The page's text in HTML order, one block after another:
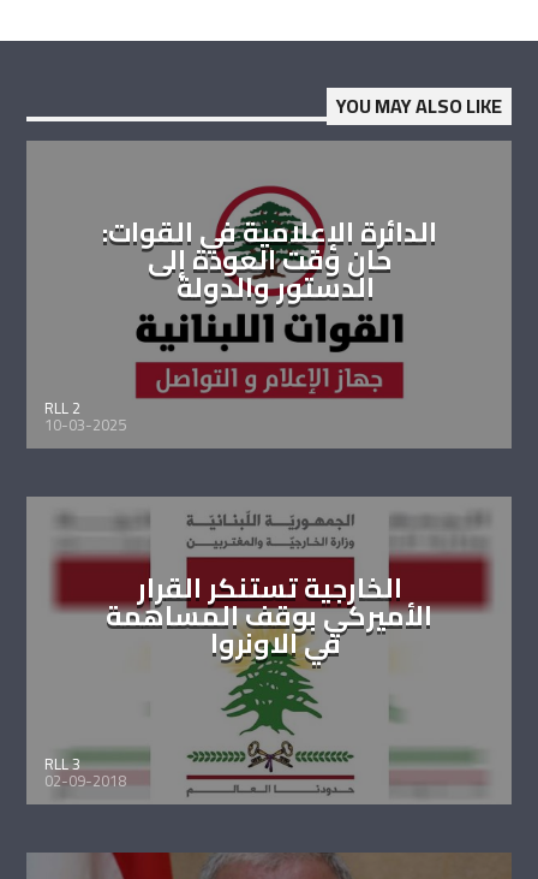
YOU MAY ALSO LIKE
الدائرة الإعلامية في القوات:
حان وقت العودة إلى
الدستور والدولة
RLL 2
10-03-2025
الخارجية تستنكر القرار
الأميركي بوقف المساهمة
في الاونروا
RLL 3
02-09-2018